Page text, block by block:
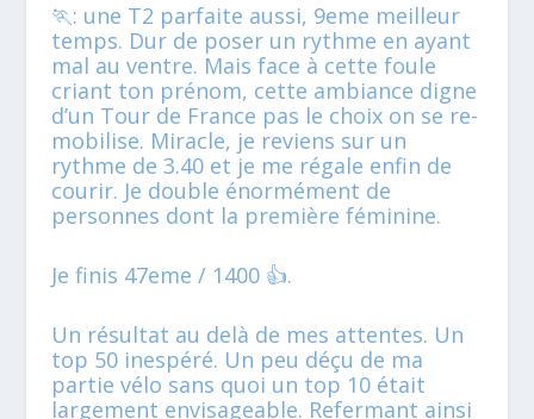
🏃: une T2 parfaite aussi, 9eme meilleur
temps. Dur de poser un rythme en ayant
mal au ventre. Mais face à cette foule
criant ton prénom, cette ambiance digne
d’un Tour de France pas le choix on se re-
mobilise. Miracle, je reviens sur un
rythme de 3.40 et je me régale enfin de
courir. Je double énormément de
personnes dont la première féminine.
Je finis 47eme / 1400 👍.
Un résultat au delà de mes attentes. Un
top 50 inespéré. Un peu déçu de ma
partie vélo sans quoi un top 10 était
largement envisageable. Refermant ainsi